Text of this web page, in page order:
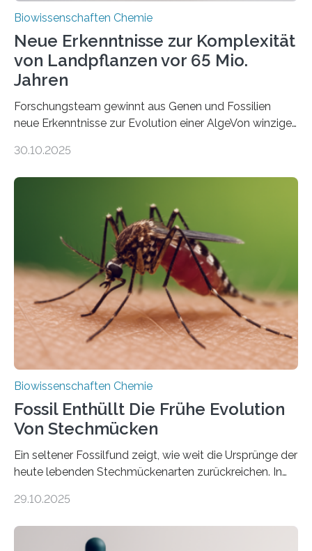
Biowissenschaften Chemie
Neue Erkenntnisse zur Komplexität
von Landpflanzen vor 65 Mio.
Jahren
Forschungsteam gewinnt aus Genen und Fossilien
neue Erkenntnisse zur Evolution einer AlgeVon winzigen
Landpflanzen zählen zu den komplexesten
Grünalgen, die vor Hunderten von Millionen Jahren
lebten. Unter den Vorfahren sticht eine Gruppe heraus,
die noch heute in der Natur vorkommt: die
Süßwasseralge Coleochaetophyceae. Einige Arten
dieser Gruppe bilden aus Zellfäden dichte Geflechte
mit scheibenförmiger Gestalt. Was auffällig ist: Die
nächsten…
30.10.2025
Biowissenschaften Chemie
Fossil Enthüllt Die Frühe Evolution
Von Stechmücken
Ein seltener Fossilfund zeigt, wie weit die Ursprünge der
heute lebenden Stechmückenarten zurückreichen. In
Forschende die bisher älteste bekannte Stechmücken-
Region Kachin in Myanmar und hat sich in
29.10.2025